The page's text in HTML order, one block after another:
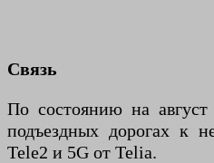
Связь
По состоянию на
подъездных дорогах к
Tele2 и 5G от Telia.